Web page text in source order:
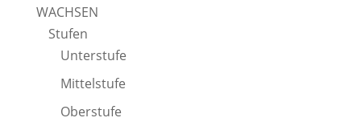
WACHSEN
Stufen
Unterstufe
Mittelstufe
Oberstufe